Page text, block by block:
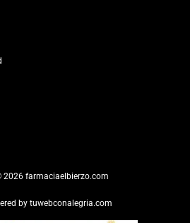
2026 farmaciaelbierzo.com
by tuwebconalegria.com